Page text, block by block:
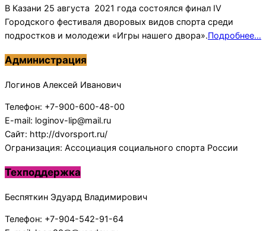
В Казани 25 августа 2021 года состоялся финал IV
Городского фестиваля дворовых видов спорта среди
подростков и молодежи «Игры нашего двора».Подробнее…
Администрация
Логинов Алексей Иванович
Телефон: +7-900-600-48-00
E-mail: loginov-lip@mail.ru
Сайт: http://dvorsport.ru/
Огранизация: Ассоциация социального спорта России
Техподдержка
Беспяткин Эдуард Владимирович
Телефон: +7-904-542-91-64